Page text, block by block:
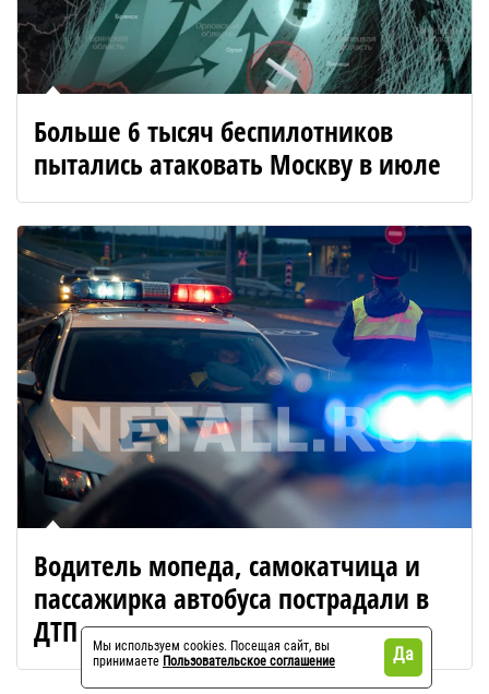
Больше 6 тысяч беспилотников
пытались атаковать Москву в июле
Водитель мопеда, самокатчица и
пассажирка автобуса пострадали в
ДТП
Мы используем cookies. Посещая сайт, вы
принимаете Пользовательское соглашение Да